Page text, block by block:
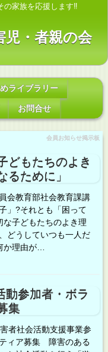
の家族を応援します‼
児・者親の会
ライブラリー
お問合せ
会員お知らせ掲示板
どもたちのよき
るために」
会教育部社会教育課講
」?それとも「困って
な子どもたちのよき理
どうしていつも一人だ
か理由が…
動参加者・ボラ
集
者社会活動支援事業参
ィア募集 障害のある